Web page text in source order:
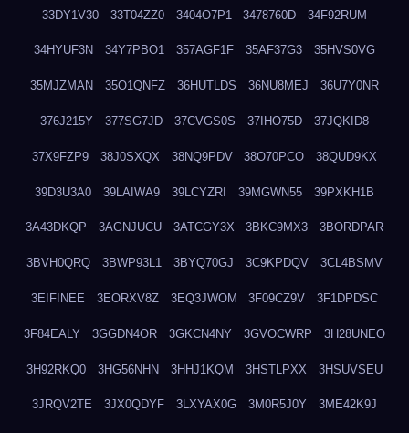
33DY1V30 33T04ZZ0 3404O7P1 3478760D 34F92RUM
34HYUF3N 34Y7PBO1 357AGF1F 35AF37G3 35HVS0VG
35MJZMAN 35O1QNFZ 36HUTLDS 36NU8MEJ 36U7Y0NR
376J215Y 377SG7JD 37CVGS0S 37IHO75D 37JQKID8
37X9FZP9 38J0SXQX 38NQ9PDV 38O70PCO 38QUD9KX
39D3U3A0 39LAIWA9 39LCYZRI 39MGWN55 39PXKH1B
3A43DKQP 3AGNJUCU 3ATCGY3X 3BKC9MX3 3BORDPAR
3BVH0QRQ 3BWP93L1 3BYQ70GJ 3C9KPDQV 3CL4BSMV
3EIFINEE 3EORXV8Z 3EQ3JWOM 3F09CZ9V 3F1DPDSC
3F84EALY 3GGDN4OR 3GKCN4NY 3GVOCWRP 3H28UNEO
3H92RKQ0 3HG56NHN 3HHJ1KQM 3HSTLPXX 3HSUVSEU
3JRQV2TE 3JX0QDYF 3LXYAX0G 3M0R5J0Y 3ME42K9J